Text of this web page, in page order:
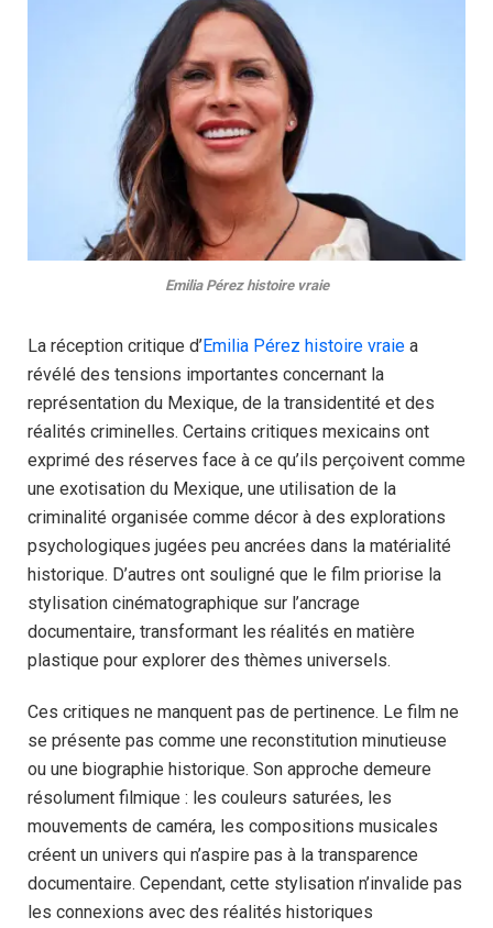
Emilia Pérez histoire vraie
La réception critique d’Emilia Pérez histoire vraie a
révélé des tensions importantes concernant la
représentation du Mexique, de la transidentité et des
réalités criminelles. Certains critiques mexicains ont
exprimé des réserves face à ce qu’ils perçoivent comme
une exotisation du Mexique, une utilisation de la
criminalité organisée comme décor à des explorations
psychologiques jugées peu ancrées dans la matérialité
historique. D’autres ont souligné que le film priorise la
stylisation cinématographique sur l’ancrage
documentaire, transformant les réalités en matière
plastique pour explorer des thèmes universels.
Ces critiques ne manquent pas de pertinence. Le film ne
se présente pas comme une reconstitution minutieuse
ou une biographie historique. Son approche demeure
résolument filmique : les couleurs saturées, les
mouvements de caméra, les compositions musicales
créent un univers qui n’aspire pas à la transparence
documentaire. Cependant, cette stylisation n’invalide pas
les connexions avec des réalités historiques